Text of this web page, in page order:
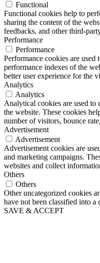
Functional
Functional cookies help to
sharing the content of the
feedbacks, and other third-
Performance
Performance
Performance cookies are used
performance indexes of the
better user experience for the
Analytics
Analytics
Analytical cookies are used
the website. These cookies
number of visitors, bounce
Advertisement
Advertisement
Advertisement cookies are
and marketing campaigns.
websites and collect
Others
Others
Other uncategorized cookies
have not been classified into a
SAVE & ACCEPT